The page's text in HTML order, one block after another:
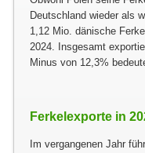
Deutschland wieder als
1,12 Mio. dänische
2024. Insgesamt
Minus von 12,3%
Ferkelexporte in
Im vergangenen Jahr